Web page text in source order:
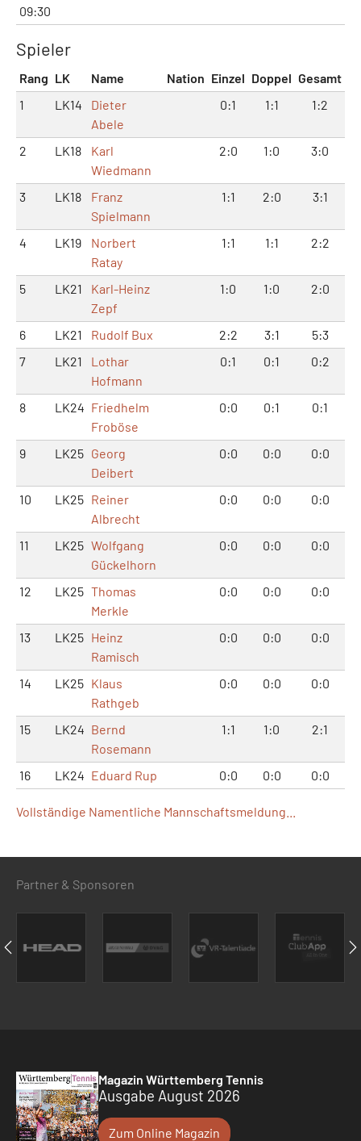
09:30
Spieler
Rang LK Name Nation Einzel Doppel Gesamt
1
LK14
Dieter
Abele
0:1 1:1 1:2
2 LK18
Karl
Wiedmann
2:0 1:0 3:0
3 LK18
Franz
Spielmann
1:1 2:0 3:1
4 LK19
Norbert
Ratay
1:1 1:1 2:2
5 LK21
Karl-Heinz
Zepf
1:0 1:0 2:0
6 LK21 Rudolf Bux 2:2 3:1
5:3
7
LK21
Lothar
Hofmann
0:1 0:1 0:2
8 LK24 Friedhelm
Froböse
0:0 0:1 0:1
9 LK25 Georg
Deibert
0:0 0:0 0:0
10 LK25 Reiner
Albrecht
0:0 0:0 0:0
11 LK25 Wolfgang
Gückelhorn
0:0 0:0 0:0
12 LK25 Thomas
Merkle
0:0 0:0 0:0
13 LK25 Heinz
Ramisch
0:0 0:0 0:0
14 LK25 Klaus
Rathgeb
0:0 0:0 0:0
15 LK24 Bernd
Rosemann
1:1 1:0 2:1
16 LK24 Eduard Rup 0:0 0:0 0:0
Vollständige Namentliche Mannschaftsmeldung...
Partner & Sponsoren
Magazin Württemberg Tennis
Ausgabe August 2026
Zum Online Magazin